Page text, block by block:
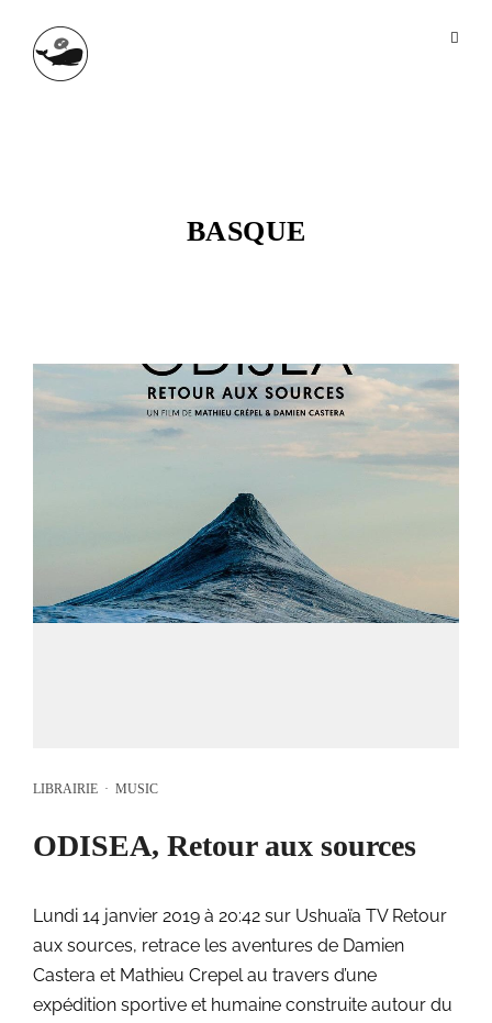
BASQUE
LIBRAIRIE · MUSIC
ODISEA, Retour aux sources
Lundi 14 janvier 2019 à 20:42 sur Ushuaïa TV Retour
aux sources, retrace les aventures de Damien
Castera et Mathieu Crepel au travers d’une
expédition sportive et humaine construite autour du